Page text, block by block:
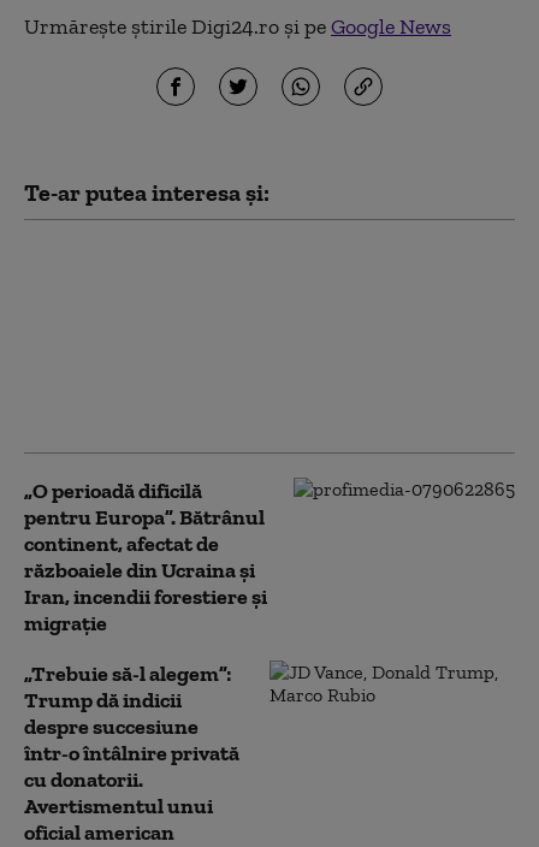
Urmărește știrile Digi24.ro și peGoogle News
Te-ar putea interesa și:
„O perioadă dificilă
pentru Europa”. Bătrânul
continent, afectat de
războaiele din Ucraina și
Iran, incendii forestiere și
migrație
„Trebuie să-l alegem”:
Trump dă indicii
despre succesiune
într-o întâlnire privată
cu donatorii.
Avertismentul unui
oficial american